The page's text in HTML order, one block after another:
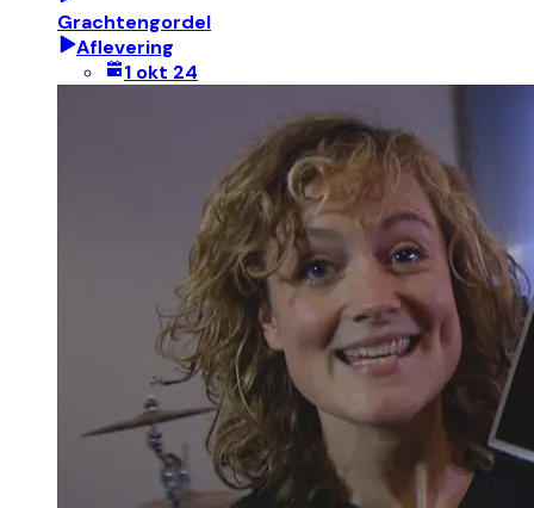
Grachtengordel
Aflevering
1 okt 24